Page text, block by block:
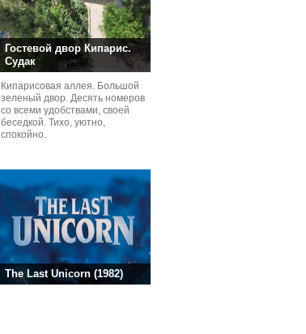
Гостевой двор Кипарис.
Судак
Кипарисовая аллея. Большой
зеленый двор. Десять номеров
со всеми удобствами, своей
беседкой. Тихо, уютно,
спокойно.
The Last Unicorn (1982)